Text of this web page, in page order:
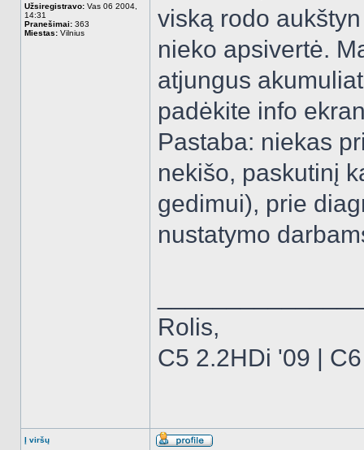
Užsiregistravo: Vas 06 2004,
14:31
Pranešimai: 363
Miestas: Vilnius
viską rodo
nieko apsivertė.
atjungus
padėkite info
Pastaba: niekas
nekišo, paskutinį
gedimui), prie
nustatymo
Rolis,
C5 2.2HDi '09 |
Į viršų